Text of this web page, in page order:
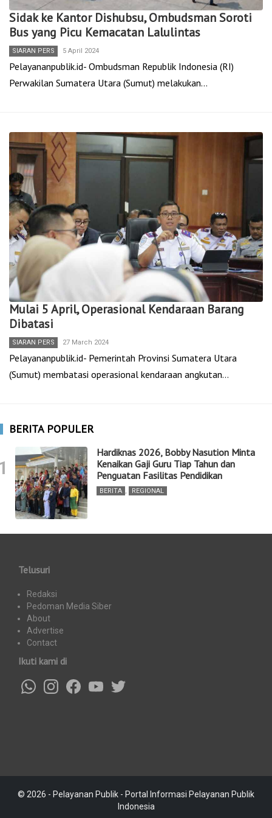
Sidak ke Kantor Dishubsu, Ombudsman Soroti
Bus yang Picu Kemacatan Lalulintas
SIARAN PERS 5 April 2024
Pelayananpublik.id- Ombudsman Republik Indonesia (RI)
Perwakilan Sumatera Utara (Sumut) melakukan…
Mulai 5 April, Operasional Kendaraan Barang
Dibatasi
SIARAN PERS 27 March 2024
Pelayananpublik.id- Pemerintah Provinsi Sumatera Utara
(Sumut) membatasi operasional kendaraan angkutan…
BERITA POPULER
Hardiknas 2026, Bobby Nasution Minta
Kenaikan Gaji Guru Tiap Tahun dan
Penguatan Fasilitas Pendidikan
BERITA REGIONAL
Telusuri
Redaksi
Pedoman Media Siber
About
Advertise
Contact
Ikuti kami di
© 2026 - Pelayanan Publik - Portal Informasi Pelayanan Publik
Indonesia